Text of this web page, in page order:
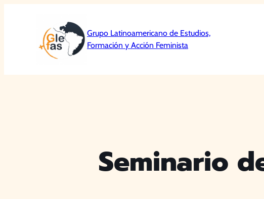
Grupo Latinoamericano de Estudios,
Formación y Acción Feminista
Seminario